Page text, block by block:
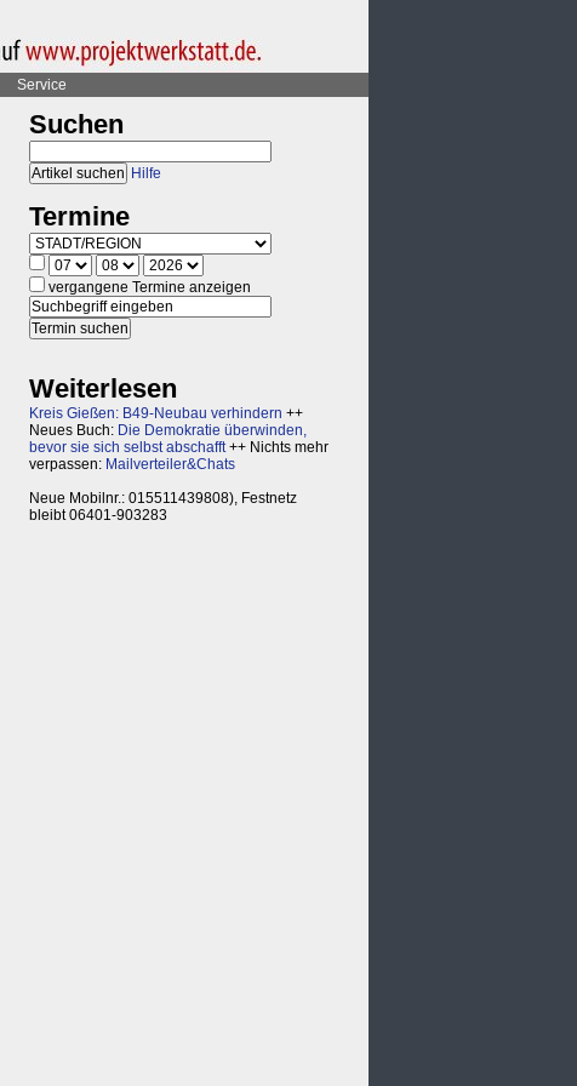
Service
Suchen
Hilfe
Termine
vergangene Termine anzeigen
Weiterlesen
Kreis Gießen: B49-Neubau verhindern ++
Neues Buch: Die Demokratie überwinden,
bevor sie sich selbst abschafft++ Nichts mehr
verpassen: Mailverteiler&Chats
Neue Mobilnr.: 015511439808), Festnetz
bleibt 06401-903283